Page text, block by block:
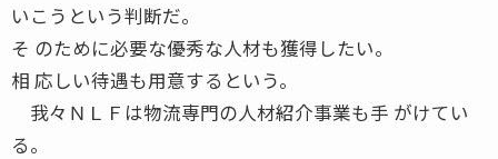
いこうという判断だ。
そ のために必要な優秀な人材も獲得したい。
相 応しい待遇も用意するという。
我々ＮＬＦは物流専門の人材紹介事業も手 がけてい
る。